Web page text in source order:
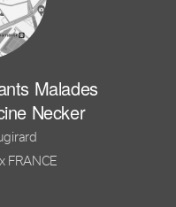
Malades
Necker
FRANCE